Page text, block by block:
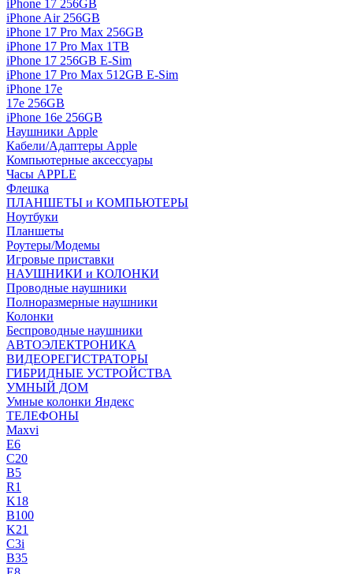
iPhone 17 256GB
iPhone Air 256GB
iPhone 17 Pro Max 256GB
iPhone 17 Pro Max 1TB
iPhone 17 256GB E-Sim
iPhone 17 Pro Max 512GB E-Sim
iPhone 17e
17e 256GB
iPhone 16e 256GB
Наушники Apple
Кабели/Адаптеры Apple
Компьютерные аксессуары
Часы APPLE
Флешка
ПЛАНШЕТЫ и КОМПЬЮТЕРЫ
Ноутбуки
Планшеты
Роутеры/Модемы
Игровые приставки
НАУШНИКИ и КОЛОНКИ
Проводные наушники
Полноразмерные наушники
Колонки
Беспроводные наушники
АВТОЭЛЕКТРОНИКА
ВИДЕОРЕГИСТРАТОРЫ
ГИБРИДНЫЕ УСТРОЙСТВА
УМНЫЙ ДОМ
Умные колонки Яндекс
ТЕЛЕФОНЫ
Maxvi
E6
C20
B5
R1
K18
B100
K21
C3i
B35